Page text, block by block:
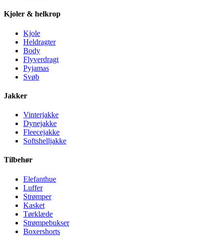
Kjoler & helkrop
Kjole
Heldragter
Body
Flyverdragt
Pyjamas
Svøb
Jakker
Vinterjakke
Dynejakke
Fleecejakke
Softshelljakke
Tilbehør
Elefanthue
Luffer
Strømper
Kasket
Tørklæde
Strømpebukser
Boxershorts